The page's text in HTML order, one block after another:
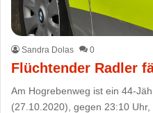
Sandra Dolas 0
Flüchtender Radler
Am Hogrebenweg ist ein 44-
(27.10.2020), gegen 23:10